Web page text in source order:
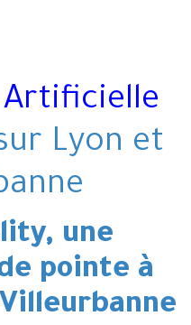
Lyon et
une
pointe à